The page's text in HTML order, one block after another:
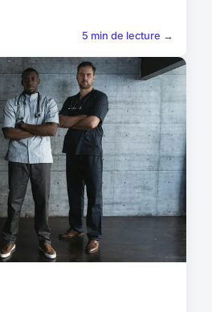
5 min de lecture →